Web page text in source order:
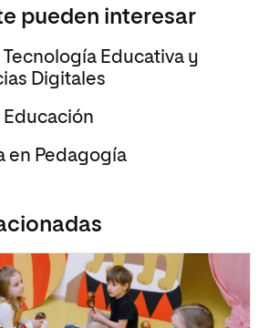
pueden interesar
Tecnología Educativa y
Digitales
Educación
en Pedagogía